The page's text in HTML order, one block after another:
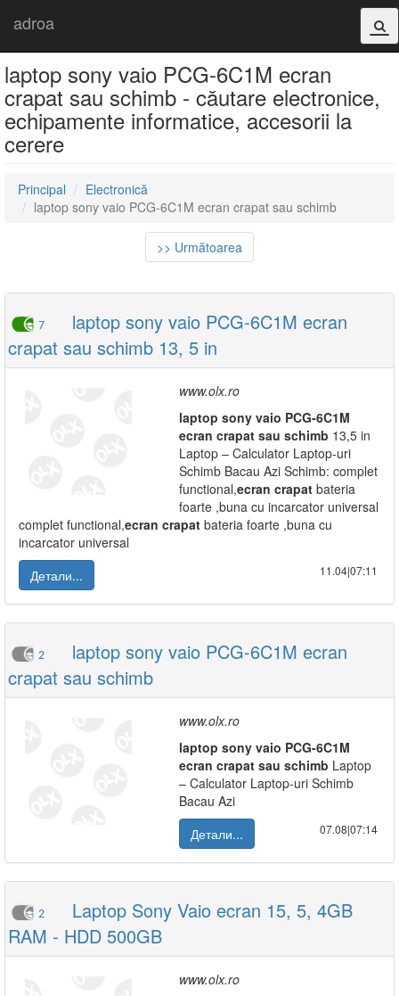
adroa
laptop sony vaio PCG-6C1M ecran
crapat sau schimb - căutare electronice,
echipamente informatice, accesorii la
cerere
Principal
Electronică
laptop sony vaio PCG-6C1M ecran crapat sau schimb
>> Următoarea
7
laptop sony vaio PCG-6C1M ecran
crapat sau schimb 13, 5 in
www.olx.ro
laptop sony vaio PCG-6C1M
ecran crapat sau schimb 13,5 in
Laptop – Calculator Laptop-uri
Schimb Bacau Azi Schimb: complet
functional,ecran crapat bateria
foarte ,buna cu incarcator universal
complet functional,ecran crapat bateria foarte ,buna cu
incarcator universal
Детали...
11.04|07:11
2
laptop sony vaio PCG-6C1M ecran
crapat sau schimb
www.olx.ro
laptop sony vaio PCG-6C1M
ecran crapat sau schimb Laptop
– Calculator Laptop-uri Schimb
Bacau Azi
Детали...
07.08|07:14
2
Laptop Sony Vaio ecran 15, 5, 4GB
RAM - HDD 500GB
www.olx.ro